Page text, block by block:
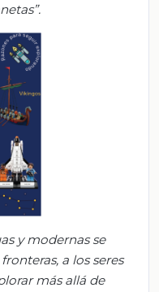
ymodernasse
a los seres
r más allá de